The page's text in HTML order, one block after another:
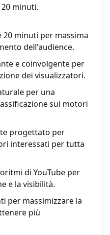
minuti.
20 minuti per massima
dell'audience.
e coinvolgente per
dei visualizzatori.
per una
sui motori
progettato per
interessati per tutta
di YouTube per
e la visibilità.
per massimizzare la
più